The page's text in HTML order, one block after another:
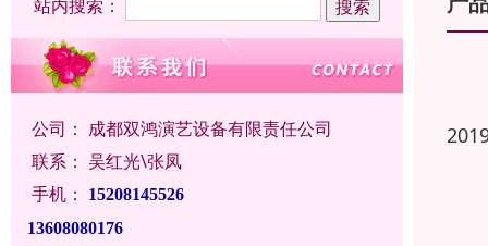
站内搜索：
公司： 成都双鸿演艺设备有限责任公司
联系： 吴红光\张凤
手机：
15208145526
13608080176